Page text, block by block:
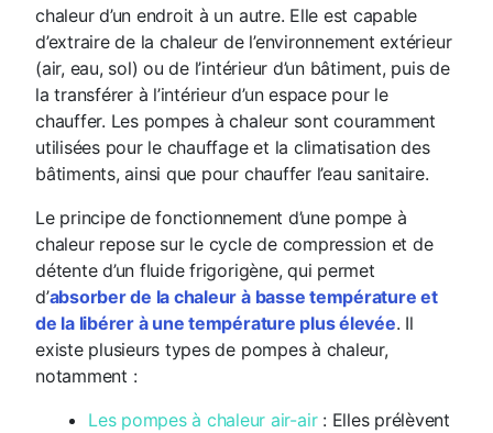
chaleur d’un endroit à un autre. Elle est capable
d’extraire de la chaleur de l’environnement extérieur
(air, eau, sol) ou de l’intérieur d’un bâtiment, puis de
la transférer à l’intérieur d’un espace pour le
chauffer. Les pompes à chaleur sont couramment
utilisées pour le chauffage et la climatisation des
bâtiments, ainsi que pour chauffer l’eau sanitaire.
Le principe de fonctionnement d’une pompe à
chaleur repose sur le cycle de compression et de
détente d’un fluide frigorigène, qui permet
d’absorber de la chaleur à basse température et
de la libérer à une température plus élevée. Il
existe plusieurs types de pompes à chaleur,
notamment :
Les pompes à chaleur air-air: Elles prélèvent